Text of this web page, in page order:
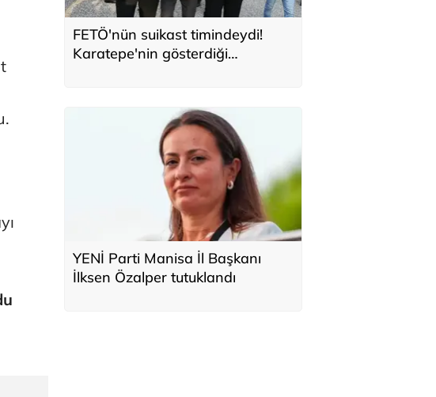
FETÖ'nün suikast timindeydi!
Karatepe'nin gösterdiği
YENİ Parti Manisa İl Başkanı
İlksen Özalper tutuklandı